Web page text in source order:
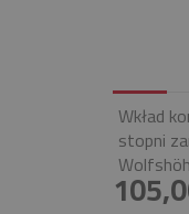
Wkład
stopni